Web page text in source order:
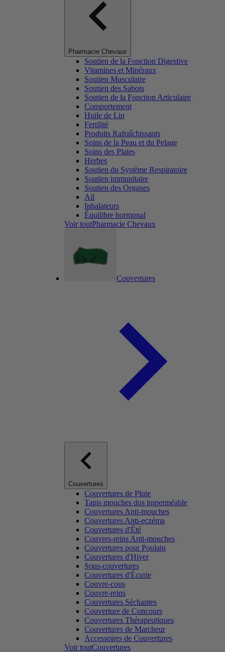
Pharmacie Chevaux
Soutien de la Fonction Digestive
Vitamines et Minéraux
Soutien Musculaire
Soutien des Sabots
Soutien de la Fonction Articulaire
Comportement
Huile de Lin
Fertilité
Produits Rafraîchissants
Soins de la Peau et du Pelage
Soins des Plaies
Herbes
Soutien du Système Respiratoire
Soutien immunitaire
Soutien des Organes
Ail
Inhalateurs
Équilibre hormonal
Voir toutPharmacie Chevaux
Couvertures
Couvertures
Couvertures de Pluie
Tapis mouches dos imperméable
Couvertures Anti-mouches
Couvertures Anti-eczéma
Couvertures d'Été
Couvres-reins Anti-mouches
Couvertures pour Poulain
Couvertures d'Hiver
Sous-couvertures
Couvertures d'Écurie
Couvre-cous
Couvre-reins
Couvertures Séchantes
Couverture de Concours
Couvertures Thérapeutiques
Couvertures de Marcheur
Accessoires de Couvertures
Voir toutCouvertures